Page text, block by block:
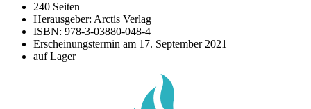
240 Seiten
Herausgeber: Arctis Verlag
ISBN: 978-3-03880-048-4
Erscheinungstermin am 17. September 2021
auf Lager